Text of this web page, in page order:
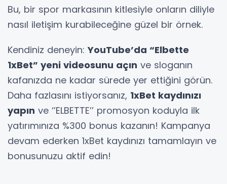
Bu, bir spor markasının kitlesiyle onların diliyle
nasıl iletişim kurabileceğine güzel bir örnek.
Kendiniz deneyin:YouTube’da “Elbette
1xBet” yeni videosunu açın ve sloganın
kafanızda ne kadar sürede yer ettiğini görün.
Daha fazlasını istiyorsanız, 1xBet kaydınızı
yapın ve ‘’ELBETTE’’ promosyon koduyla ilk
yatırımınıza %300 bonus kazanın! Kampanya
devam ederken 1xBet kaydınızı tamamlayın ve
bonusunuzu aktif edin!